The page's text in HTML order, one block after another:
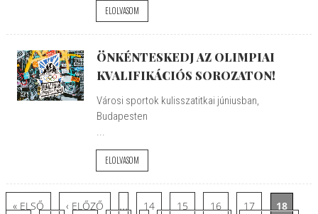
ELOLVASOM
ÖNKÉNTESKEDJ AZ OLIMPIAI
KVALIFIKÁCIÓS SOROZATON!
Városi sportok kulisszatitkai júniusban,
Budapesten
...
ELOLVASOM
Oldalak
« ELSŐ ‹ ELŐZŐ … 14 15 16 17
18